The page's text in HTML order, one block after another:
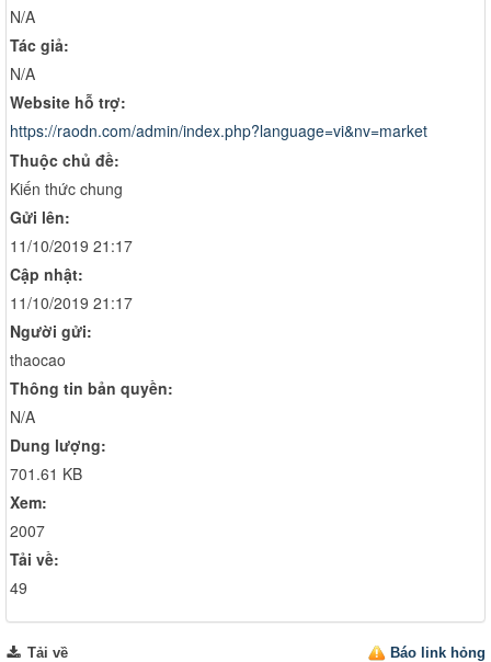
N/A
Tác giả:
N/A
Website hỗ trợ:
https://raodn.com/admin/index.php?language=vi&nv=market
Thuộc chủ đề:
Kiến thức chung
Gửi lên:
11/10/2019 21:17
Cập nhật:
11/10/2019 21:17
Người gửi:
thaocao
Thông tin bản quyền:
N/A
Dung lượng:
701.61 KB
Xem:
2007
Tải về:
49
Báo link hỏng
Tải về